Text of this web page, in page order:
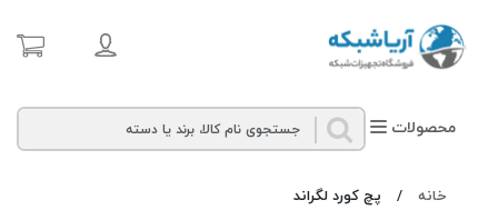
محصولات
خانه / پچ کورد لگراند